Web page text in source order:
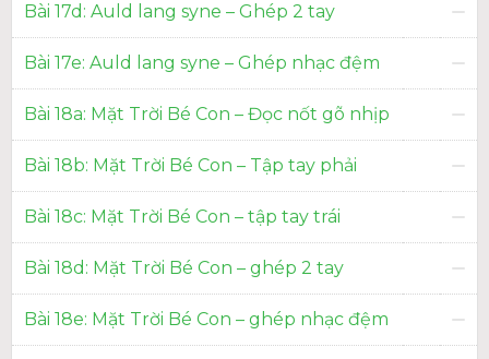
Bài 17d: Auld lang syne – Ghép 2 tay
Bài 17e: Auld lang syne – Ghép nhạc đệm
Bài 18a: Mặt Trời Bé Con – Đọc nốt gõ nhịp
Bài 18b: Mặt Trời Bé Con – Tập tay phải
Bài 18c: Mặt Trời Bé Con – tập tay trái
Bài 18d: Mặt Trời Bé Con – ghép 2 tay
Bài 18e: Mặt Trời Bé Con – ghép nhạc đệm